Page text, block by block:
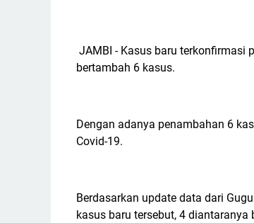
JAMBI - Kasus baru
bertambah 6 kasus.
Dengan adanya penambahan 6
Covid-19.
Berdasarkan update data dari
kasus baru tersebut, 4